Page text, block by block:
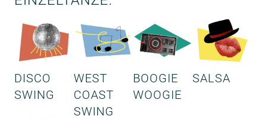
DISCO
SWING
WEST
COAST
SWING
BOOGIE
WOOGIE
SALSA